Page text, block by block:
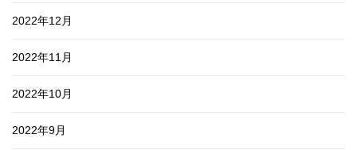
2022年12月
2022年11月
2022年10月
2022年9月